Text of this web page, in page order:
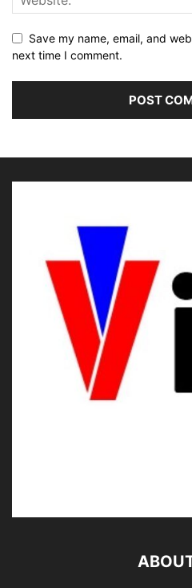
Save my name, email, and
next time I comment.